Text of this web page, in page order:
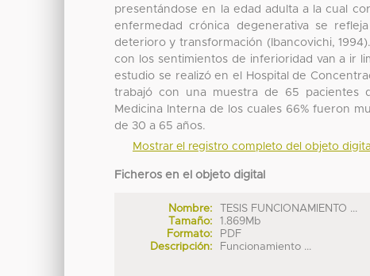
presentándose en la edad adulta a la cual
enfermedad crónica degenerativa se
deterioro y transformación (Ibancovichi,
con los sentimientos de inferioridad van a ir
estudio se realizó en el Hospital de
trabajó con una muestra de 65 pacientes
Medicina Interna de los cuales 66% fueron
de 30 a 65 años.
Mostrar el registro completo del objeto digital
Ficheros en el objeto digital
Nombre:
TESIS FUNCIONAMIENTO ...
Tamaño:
1.869Mb
Formato:
PDF
Descripción:
Funcionamiento ...